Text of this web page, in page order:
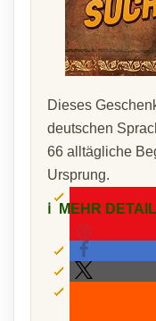
Dieses
deutschen
66 alltägliche
Ursprung.
ℹ️ MEHR